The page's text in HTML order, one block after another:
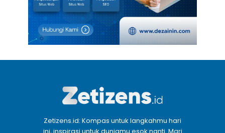
Zetizens.id: Kompas untuk langkahmu hari